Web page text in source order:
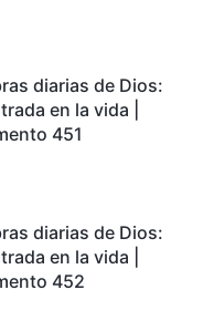
diarias de Dios:
en la vida |
451
diarias de Dios:
en la vida |
452